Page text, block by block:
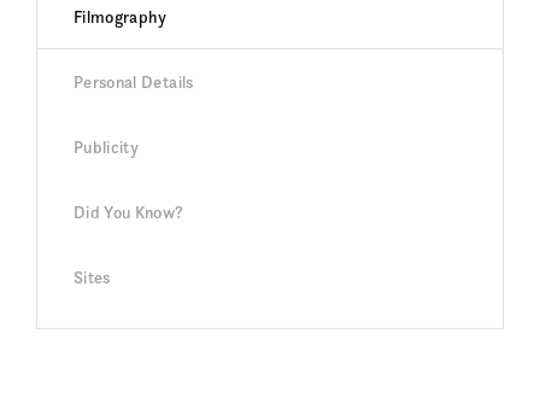
Filmography
Personal Details
Publicity
Did You Know?
Sites